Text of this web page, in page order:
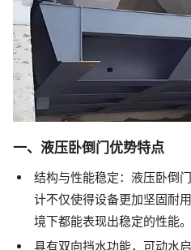
一、液压卧倒门优势特点
结构与性能稳定：液压卧倒
计不仅使得设备更加坚固耐
境下都能表现出稳定的性能。
具有双向挡水功能，可动水启